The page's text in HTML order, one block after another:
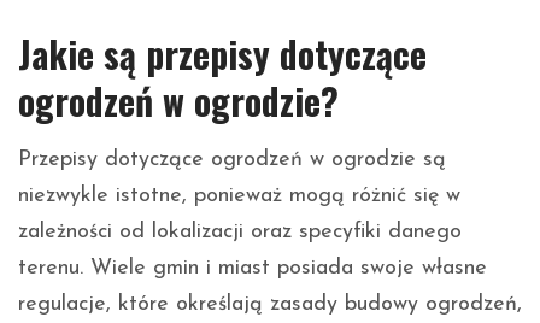
Jakie są przepisy dotyczące
ogrodzeń w ogrodzie?
Przepisy dotyczące ogrodzeń w ogrodzie są
niezwykle istotne, ponieważ mogą różnić się w
zależności od lokalizacji oraz specyfiki danego
terenu. Wiele gmin i miast posiada swoje własne
regulacje, które określają zasady budowy ogrodzeń,